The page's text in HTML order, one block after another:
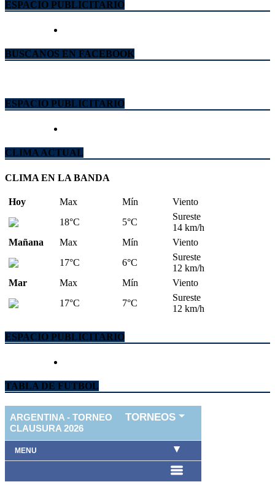
ESPACIO PUBLICITARIO
BUSCANOS EN FACEBOOK
ESPACIO PUBLICITARIO
CLIMA ACTUAL
CLIMA EN LA BANDA
Hoy Max Mín
Viento
18°C
5°C
Sureste
14 km/h
Mañana
Max Mín
Viento
17°C
6°C
Sureste
12 km/h
Mar
Max Mín
Viento
17°C
7°C
Sureste
12 km/h
ESPACIO PUBLICITARIO
TABLA DE FUTBOL